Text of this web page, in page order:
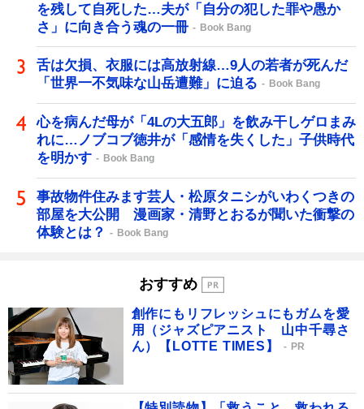
を残して自死した…夫が「自分の犯した罪や愚か
さ」に向き合う魂の一冊
Book Bang
舌は欠損、衣服には高放射線…9人の若者が死んだ
「世界一不気味な山岳遭難」に迫る
Book Bang
心を病んだ母が「4Lの大五郎」を飲み干しゲロまみ
れに…ノブコブ徳井が「感情を失くした」子供時代
を明かす
Book Bang
事故物件住みます芸人・松原タニシがいわくつきの
部屋を大公開 漫画家・清野とおるが聞いた衝撃の
体験とは？
Book Bang
おすすめ
創作にもリフレッシュにもガムを愛
用（ジャズピアニスト 山中千尋さ
ん）【LOTTE TIMES】
PR